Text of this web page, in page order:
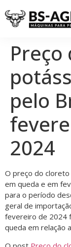
pelo
2024
O preço do
em queda e em
para o período
geral de
fevereiro de 2024
queda em relação